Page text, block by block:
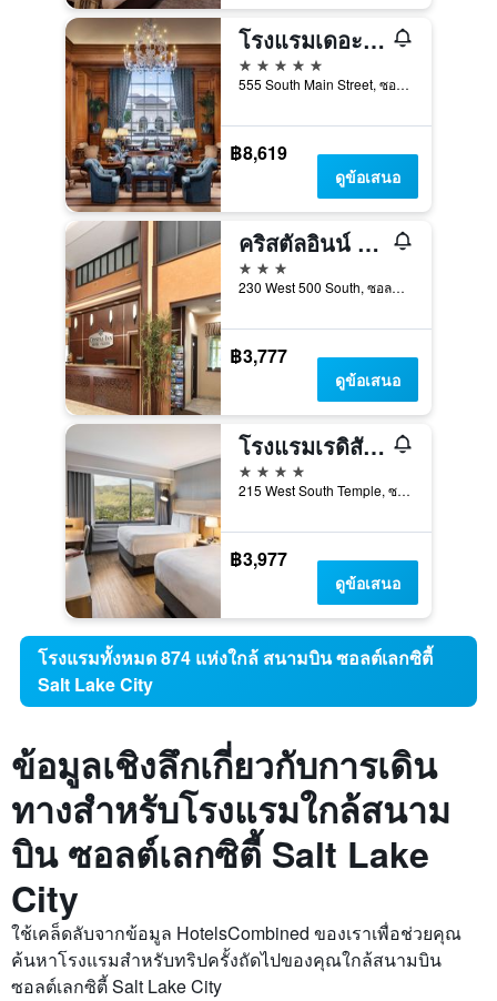
โรงแรมเดอะแกรนด์อเมริกา
5 ดาว
555 South Main Street, ซอลต์เลกซิตี้, UT, สหรัฐอเมริกา
฿8,619
ดูข้อเสนอ
คริสตัลอินน์ โฮเทลแอนด์สวีทส์ ซอลท์เลคซิตี้
3 ดาว
230 West 500 South, ซอลต์เลกซิตี้, UT, สหรัฐอเมริกา
฿3,777
ดูข้อเสนอ
โรงแรมเรดิสัน ดาวน์ทาวน์ซอลท์เลคซิตี้
4 ดาว
215 West South Temple, ซอลต์เลกซิตี้, UT, สหรัฐอเมริกา
฿3,977
ดูข้อเสนอ
โรงแรมทั้งหมด 874 แห่งใกล้ สนามบิน ซอลต์เลกซิตี้
Salt Lake City
ข้อมูลเชิงลึกเกี่ยวกับการเดิน
ทางสำหรับโรงแรมใกล้สนาม
บิน ซอลต์เลกซิตี้ Salt Lake
City
ใช้เคล็ดลับจากข้อมูล HotelsCombined ของเราเพื่อช่วยคุณ
ค้นหาโรงแรมสำหรับทริปครั้งถัดไปของคุณใกล้สนามบิน
ซอลต์เลกซิตี้ Salt Lake City